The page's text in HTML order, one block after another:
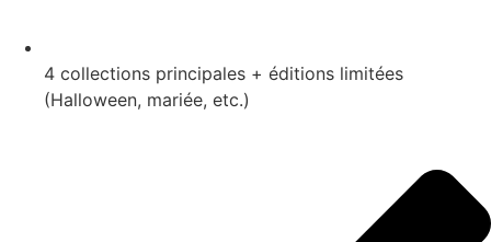
4 collections principales + éditions limitées
(Halloween, mariée, etc.)